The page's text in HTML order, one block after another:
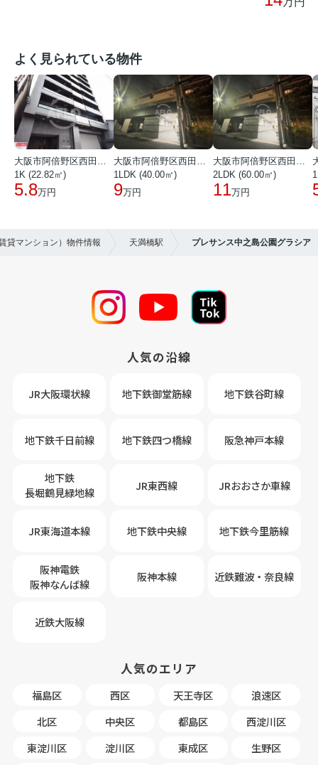
よく見られている物件
1K (22.82㎡)
5.8万円
1LDK (40.00㎡)
9万円
2LDK (60.00㎡)
11万円
貸マンション）物件情報 天満橋駅 プレサンス中之島公園グラシア
人気の沿線
JR大阪環状線 地下鉄御堂筋線 地下鉄谷町線
地下鉄千日前線 地下鉄四つ橋線 阪急神戸本線
地下鉄
長堀鶴見緑地線
JR東西線 JRおおさか車線
JR東海道本線 地下鉄中央線 地下鉄今里筋線
阪神電鉄
阪神なんば線
阪神本線 近鉄難波・奈良線
近鉄大阪線
人気のエリア
福島区 西区 天王寺区
浪速区
北区
中央区 都島区
西淀川区
東淀川区
淀川区 東成区
生野区